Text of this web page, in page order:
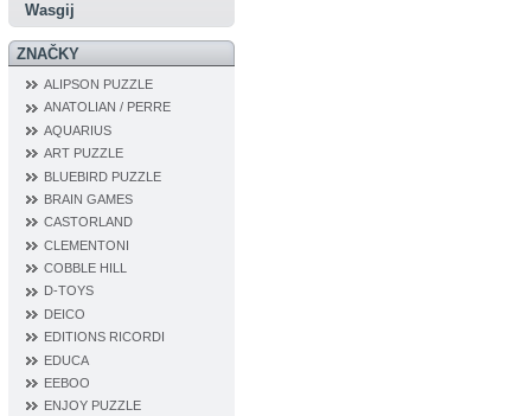
Wasgij
ZNAČKY
ALIPSON PUZZLE
ANATOLIAN / PERRE
AQUARIUS
ART PUZZLE
BLUEBIRD PUZZLE
BRAIN GAMES
CASTORLAND
CLEMENTONI
COBBLE HILL
D‐TOYS
DEICO
EDITIONS RICORDI
EDUCA
EEBOO
ENJOY PUZZLE